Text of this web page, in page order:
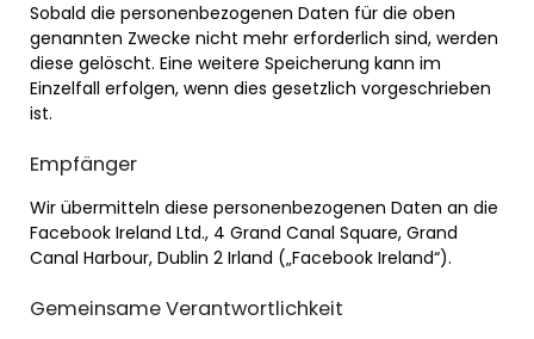
Sobald die personenbezogenen Daten für die oben
genannten Zwecke nicht mehr erforderlich sind, werden
diese gelöscht. Eine weitere Speicherung kann im
Einzelfall erfolgen, wenn dies gesetzlich vorgeschrieben
ist.
Empfänger
Wir übermitteln diese personenbezogenen Daten an die
Facebook Ireland Ltd., 4 Grand Canal Square, Grand
Canal Harbour, Dublin 2 Irland („Facebook Ireland“).
Gemeinsame Verantwortlichkeit